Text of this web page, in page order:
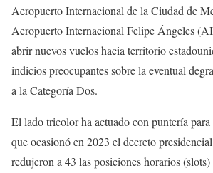
Aeropuerto Internacional de la Ciudad de
Aeropuerto Internacional Felipe Ángeles
abrir nuevos vuelos hacia territorio
indicios preocupantes sobre la eventual
a la Categoría Dos.
El lado tricolor ha actuado con puntería
que ocasionó en 2023 el decreto
redujeron a 43 las posiciones horarios